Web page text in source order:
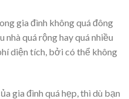
gia đình không quá đông
quá rộng hay quá nhiều
diện tích, bởi có thể không
gia đình quá hẹp, thì dù bạn